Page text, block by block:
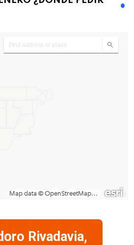
Rivadavia,